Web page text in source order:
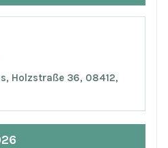
Holzstraße 36, 08412,